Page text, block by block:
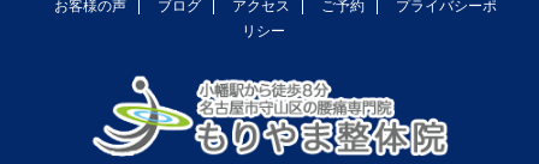
お客様の声
ブログ アクセス ご予約
プライバシーポ
リシー